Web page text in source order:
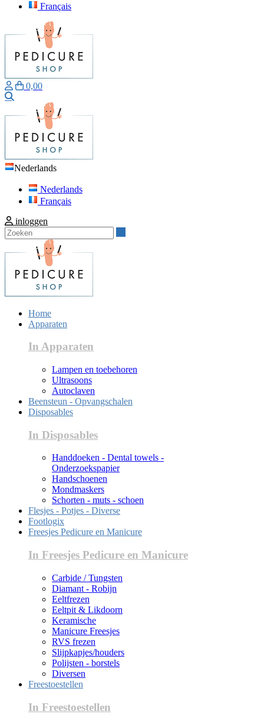
Français
0,00
Nederlands
Nederlands
Français
inloggen
Home
Apparaten
In Apparaten
Lampen en toebehoren
Ultrasoons
Autoclaven
Beensteun - Opvangschalen
Disposables
In Disposables
Handdoeken - Dental towels -
Onderzoekspapier
Handschoenen
Mondmaskers
Schorten - muts - schoen
Flesjes - Potjes - Diverse
Footlogix
Freesjes Pedicure en Manicure
In Freesjes Pedicure en Manicure
Carbide / Tungsten
Diamant - Robijn
Eeltfrezen
Eeltpit & Likdoorn
Keramische
Manicure Freesjes
RVS frezen
Slijpkapjes/houders
Polijsten - borstels
Diversen
Freestoestellen
In Freestoestellen